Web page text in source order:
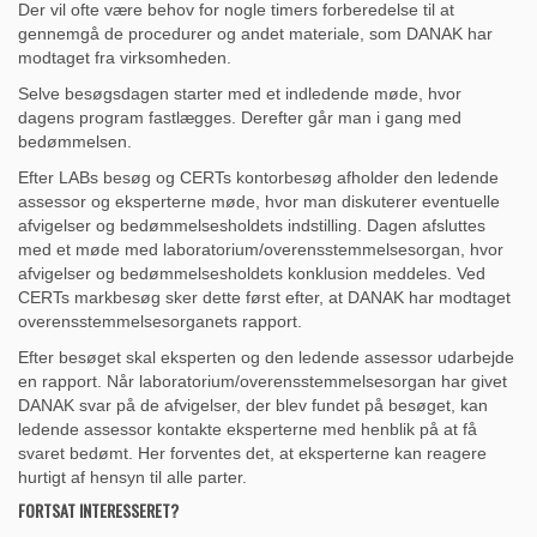
Der vil ofte være behov for nogle timers forberedelse til at
gennemgå de procedurer og andet materiale, som DANAK har
modtaget fra virksomheden.
Selve besøgsdagen starter med et indledende møde, hvor
dagens program fastlægges. Derefter går man i gang med
bedømmelsen.
Efter LABs besøg og CERTs kontorbesøg afholder den ledende
assessor og eksperterne møde, hvor man diskuterer eventuelle
afvigelser og bedømmelsesholdets indstilling. Dagen afsluttes
med et møde med laboratorium/overensstemmelsesorgan, hvor
afvigelser og bedømmelsesholdets konklusion meddeles. Ved
CERTs markbesøg sker dette først efter, at DANAK har modtaget
overensstemmelsesorganets rapport.
Efter besøget skal eksperten og den ledende assessor udarbejde
en rapport. Når laboratorium/overensstemmelsesorgan har givet
DANAK svar på de afvigelser, der blev fundet på besøget, kan
ledende assessor kontakte eksperterne med henblik på at få
svaret bedømt. Her forventes det, at eksperterne kan reagere
hurtigt af hensyn til alle parter.
FORTSAT INTERESSERET?